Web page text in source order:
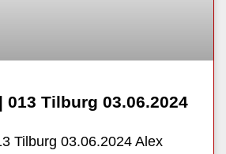
013 Tilburg 03.06.2024
Tilburg 03.06.2024 Alex